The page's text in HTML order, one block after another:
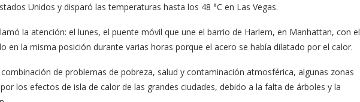
Unidos y disparó las temperaturas hasta los 48 °C en Las Vegas.
la atención: el lunes, el puente móvil que une el barrio de Harlem, en Manhattan, con el
en la misma posición durante varias horas porque el acero se había dilatado por el calor.
de problemas de pobreza, salud y contaminación atmosférica, algunas zonas
los efectos de isla de calor de las grandes ciudades, debido a la falta de árboles y la